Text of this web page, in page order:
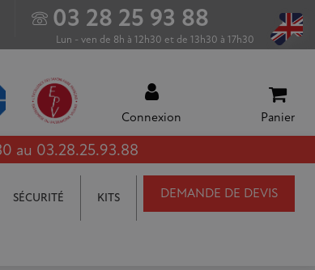
03 28 25 93 88
Lun - ven de 8h à 12h30 et de 13h30 à 17h30
Connexion Panier
au 03.28.25.93.88
DEMANDE DE DEVIS
SÉCURITÉ KITS